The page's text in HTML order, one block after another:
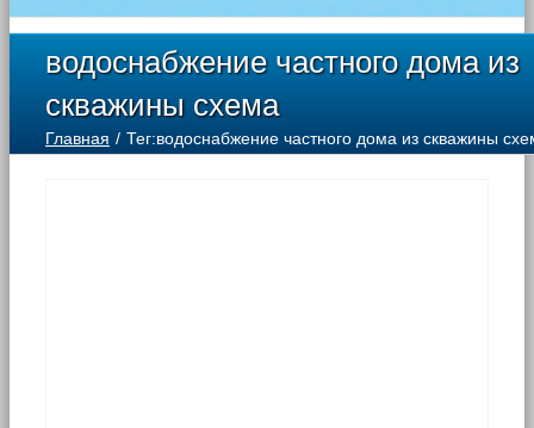
водоснабжение частного дома из
скважины схема
Главная Тег:водоснабжение частного дома из скважины